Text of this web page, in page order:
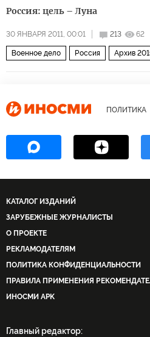
Россия: цель – Луна
30 ЯНВАРЯ 2011, 00:01 213 62
Военное дело Россия Архив
ПОЛИТИКА
КАТАЛОГ ИЗДАНИЙ
ЗАРУБЕЖНЫЕ ЖУРНАЛИСТЫ
О ПРОЕКТЕ
РЕКЛАМОДАТЕЛЯМ
ПОЛИТИКА КОНФИДЕНЦИАЛЬНОСТИ
ПРАВИЛА ПРИМЕНЕНИЯ
ИНОСМИ APK
Главный редактор: